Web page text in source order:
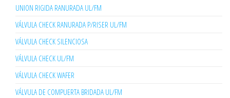
UNION RIGIDA RANURADA UL/FM
VÁLVULA CHECK RANURADA P/RISER UL/FM
VÁLVULA CHECK SILENCIOSA
VÁLVULA CHECK UL/FM
VÁLVULA CHECK WAFER
VÁLVULA DE COMPUERTA BRIDADA UL/FM